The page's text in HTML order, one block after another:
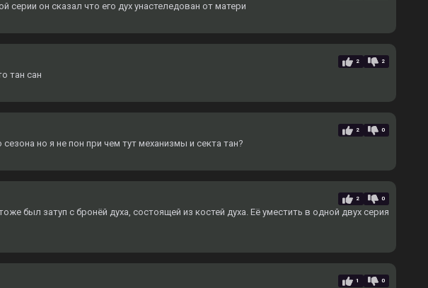
серии он сказал что его дух унастеледован от матери
2 2
тан сан
2 0
но я не пон при чем тут механизмы и секта тан?
2 0
был затуп с бронёй духа, состоящей из костей духа. Еë уместить в одной двух серия
1 0